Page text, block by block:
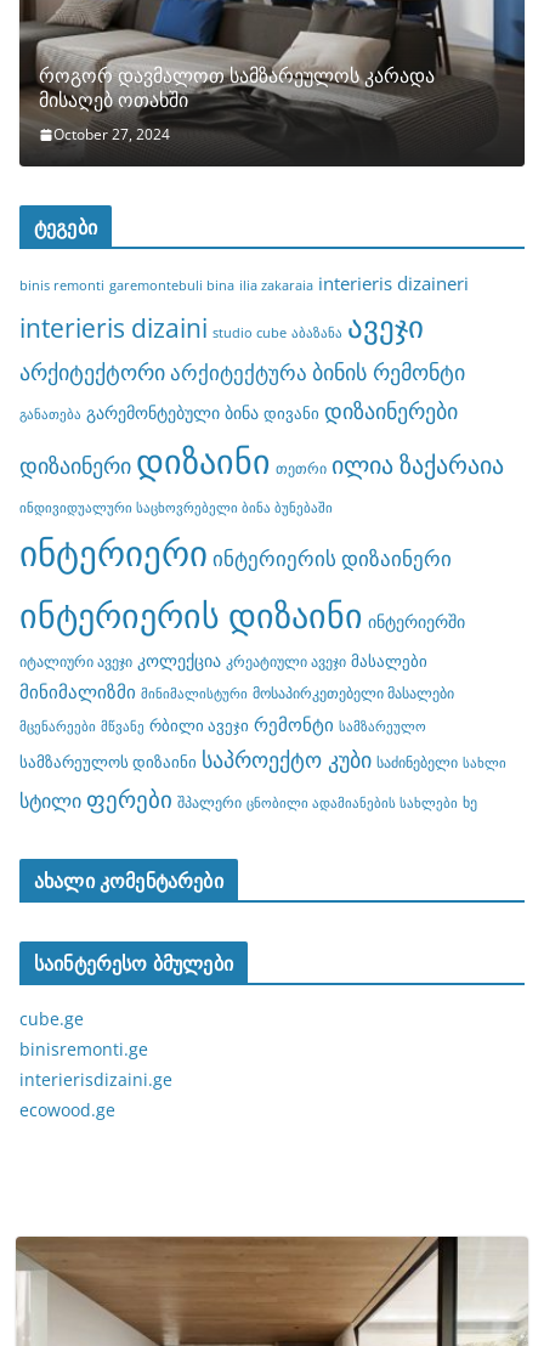
როგორ დავმალოთ სამზარეულოს კარადა
მისაღებ ოთახში
October 27, 2024
ტეგები
binis remonti garemontebuli bina ilia zakaraia interieris dizaineri
interieris dizaini studio cube აბაზანა ავეჯი
არქიტექტორიარქიტექტურა ბინის რემონტი
განათება გარემონტებული ბინა დივანი დიზაინერები
დიზაინერი დიზაინი თეთრი ილია ზაქარაია
ინდივიდუალური საცხოვრებელი ბინა ბუნებაში
ინტერიერი ინტერიერის დიზაინერი
ინტერიერის დიზაინი ინტერიერში
იტალიური ავეჯი კოლექცია კრეატიული ავეჯი მასალები
მინიმალიზმი მინიმალისტური მოსაპირკეთებელი მასალები
მცენარეები მწვანე რბილი ავეჯი რემონტი სამზარეულო
სამზარეულოს დიზაინი საპროექტო კუბი საძინებელი სახლი
სტილი ფერები შპალერი ცნობილი ადამიანების სახლები ხე
ახალი კომენტარები
საინტერესო ბმულები
cube.ge
binisremonti.ge
interierisdizaini.ge
ecowood.ge